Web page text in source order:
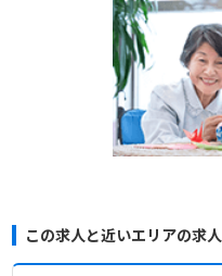
この求人と近いエリアの求人